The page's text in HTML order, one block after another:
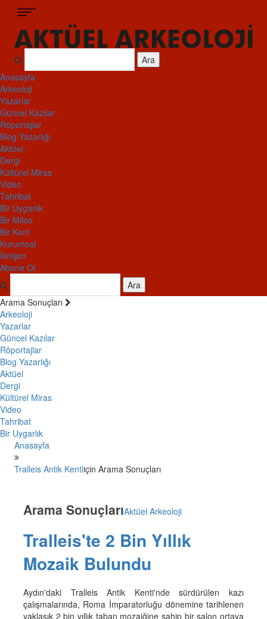
Ara
Anasayfa
Arkeoloji
Yazarlar
Güncel Kazılar
Röportajlar
Blog Yazarlığı
Aktüel
Dergi
Kültürel Miras
Video
Tahribat
Bir Uygarlık
Bir Mitos
Bir Kent
Kurumsal
İletişim
Abone Ol
Ara
Arama Sonuçları
Arkeoloji
Yazarlar
Güncel Kazılar
Röportajlar
Blog Yazarlığı
Aktüel
Dergi
Kültürel Miras
Video
Tahribat
Bir Uygarlık
Anasayfa
Tralleis Antik Kentiiçin Arama Sonuçları
Arama SonuçlarıAktüel Arkeoloji
Tralleis'te 2 Bin Yıllık
Mozaik Bulundu
Aydın'daki Tralleis Antik Kenti'nde sürdürülen kazı
çalışmalarında, Roma İmparatorluğu dönemine tarihlenen
yaklaşık 2 bin yıllık taban mozaiğine sahip bir salon ortaya